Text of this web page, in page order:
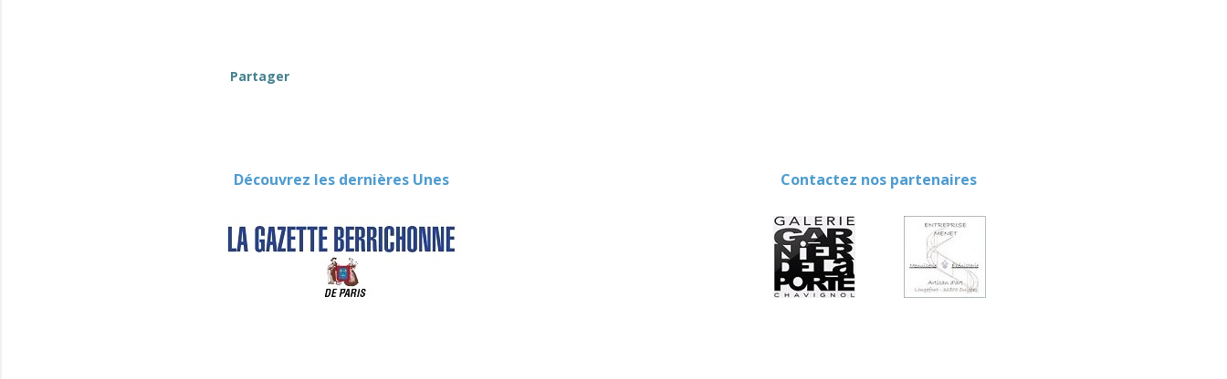
Partager
Découvrez les dernières Unes Contactez nos partenaires